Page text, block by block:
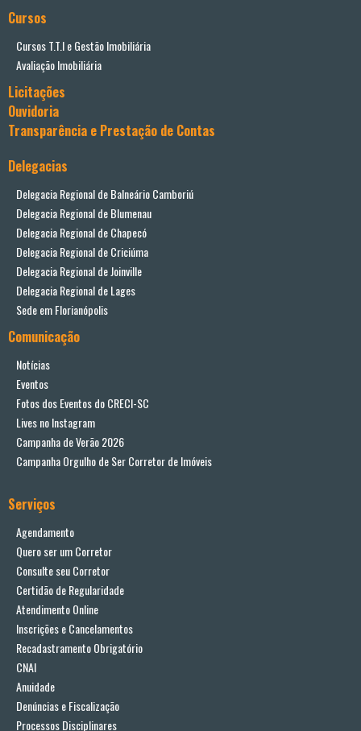
Cursos
Cursos T.T.I e Gestão Imobiliária
Avaliação Imobiliária
Licitações
Ouvidoria
Transparência e Prestação de Contas
Delegacias
Delegacia Regional de Balneário Camboriú
Delegacia Regional de Blumenau
Delegacia Regional de Chapecó
Delegacia Regional de Criciúma
Delegacia Regional de Joinville
Delegacia Regional de Lages
Sede em Florianópolis
Comunicação
Notícias
Eventos
Fotos dos Eventos do CRECI-SC
Lives no Instagram
Campanha de Verão 2026
Campanha Orgulho de Ser Corretor de Imóveis
Serviços
Agendamento
Quero ser um Corretor
Consulte seu Corretor
Certidão de Regularidade
Atendimento Online
Inscrições e Cancelamentos
Recadastramento Obrigatório
CNAI
Anuidade
Denúncias e Fiscalização
Processos Disciplinares